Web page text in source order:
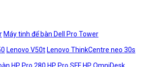
Máy tinh để bàn Dell Pro Tower
Lenovo V50t Lenovo ThinkCentre neo 30s